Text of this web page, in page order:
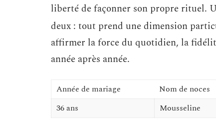
liberté de façonner son propre rituel.
deux : tout prend une dimension
affirmer la force du quotidien, la
année après année.
Année de mariage Nom de noces
36 ans
Mousseline